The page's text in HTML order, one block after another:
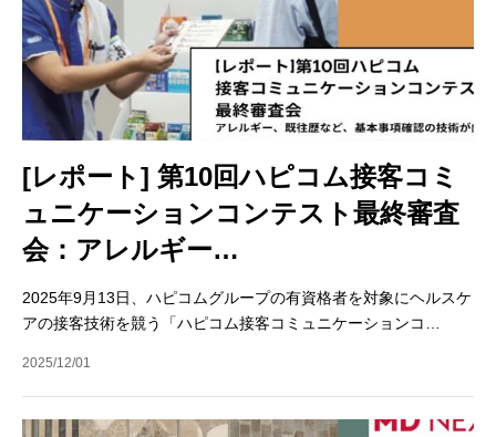
[レポート] 第10回ハピコム接客コミ
ュニケーションコンテスト最終審査
会：アレルギー…
2025年9月13日、ハピコムグループの有資格者を対象にヘルスケ
アの接客技術を競う「ハピコム接客コミュニケーションコ…
2025/12/01